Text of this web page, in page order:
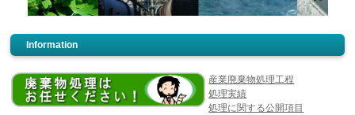
Information
産業廃棄物処理工程
処理実績
処理に関する公開項目